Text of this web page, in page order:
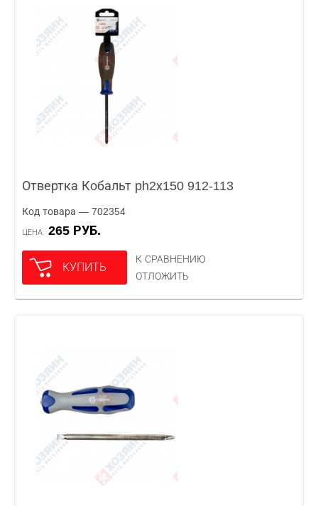
Отвертка Кобальт ph2х150 912-113
Код товара — 702354
ЦЕНА 265 РУБ.
КУПИТЬ
К СРАВНЕНИЮ
ОТЛОЖИТЬ